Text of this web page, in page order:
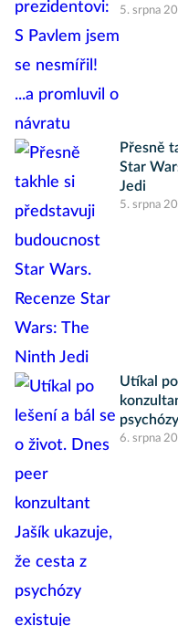
5. srpna
Přesně
Star
Jedi
5. srpna
Utíkal
6. srpna